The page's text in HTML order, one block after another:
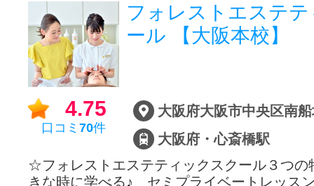
フォレストエステ
ール 【大阪本校】
4.75
口コミ 70件
大阪府・心斎橋駅
☆フォレストエステティックスクール３つ
きな時に学べる♪ セミプライベートレッス